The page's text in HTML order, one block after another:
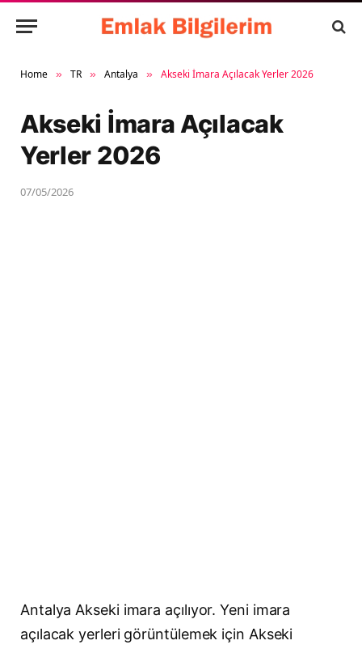
Home » TR » Antalya » Akseki İmara Açılacak Yerler 2026
Akseki İmara Açılacak
Yerler 2026
07/05/2026
Antalya Akseki imara açılıyor. Yeni imara
açılacak yerleri görüntülemek için Akseki